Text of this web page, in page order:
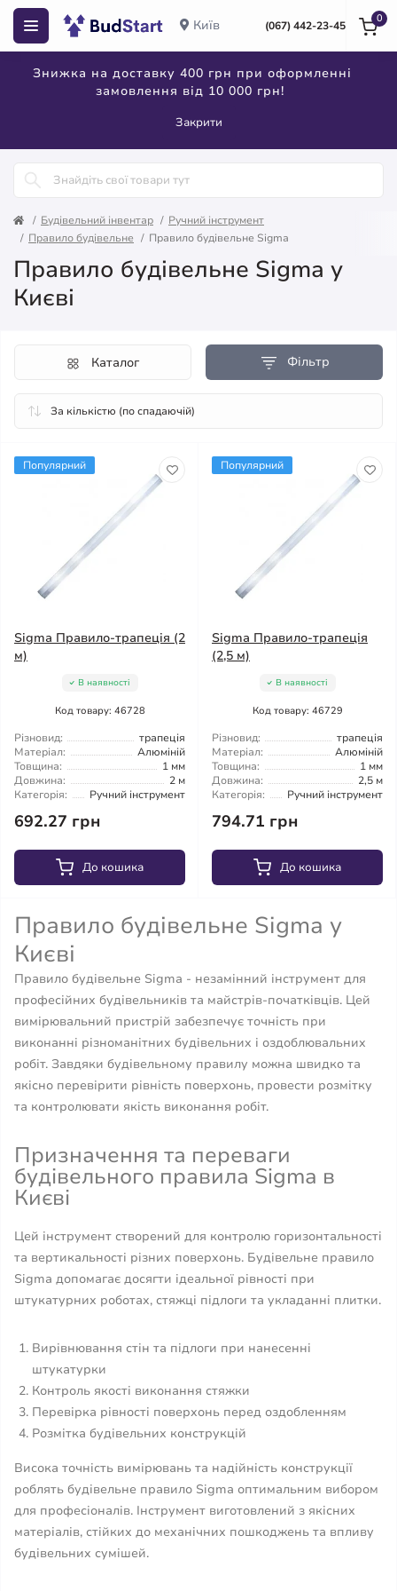
Київ (067) 442-23-45
Знижка на доставку 400 грн при оформленні
замовлення від 10 000 грн!
Закрити
0
Будівельний інвентар
Ручний інструмент
Правило будівельне
Правило будівельне Sigma
Правило будівельне Sigma у
Києві
Фільтр
Каталог
Популярний
Sigma Правило-трапеція (2
м)
В наявності
Код товару: 46728
Різновид:
трапеція
Матеріал:
Алюміній
Товщина:
1 мм
Довжина:
2 м
Категорія:
Ручний інструмент
692.27 грн
До кошика
Популярний
Sigma Правило-трапеція
(2,5 м)
В наявності
Код товару: 46729
Різновид:
трапеція
Матеріал:
Алюміній
Товщина:
1 мм
Довжина:
2,5 м
Категорія:
Ручний інструмент
794.71 грн
До кошика
Правило будівельне Sigma у
Києві
Правило будівельне Sigma - незамінний інструмент для
професійних будівельників та майстрів-початківців. Цей
вимірювальний пристрій забезпечує точність при
виконанні різноманітних будівельних і оздоблювальних
робіт. Завдяки будівельному правилу можна швидко та
якісно перевірити рівність поверхонь, провести розмітку
та контролювати якість виконання робіт.
Призначення та переваги
будівельного правила Sigma в
Києві
Цей інструмент створений для контролю горизонтальності
та вертикальності різних поверхонь. Будівельне правило
Sigma допомагає досягти ідеальної рівності при
штукатурних роботах, стяжці підлоги та укладанні плитки.
Вирівнювання стін та підлоги при нанесенні
штукатурки
Контроль якості виконання стяжки
Перевірка рівності поверхонь перед оздобленням
Розмітка будівельних конструкцій
Висока точність вимірювань та надійність конструкції
роблять будівельне правило Sigma оптимальним вибором
для професіоналів. Інструмент виготовлений з якісних
матеріалів, стійких до механічних пошкоджень та впливу
будівельних сумішей.